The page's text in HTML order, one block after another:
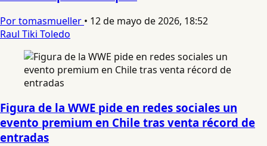
Por tomasmueller • 12 de mayo de 2026, 18:52
Raul Tiki Toledo
Figura de la WWE pide en redes sociales un
evento premium en Chile tras venta récord de
entradas